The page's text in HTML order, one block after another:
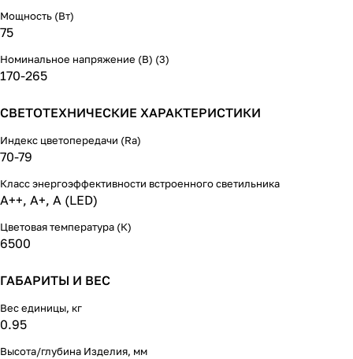
Мощность (Вт)
75
Номинальное напряжение (В) (3)
170-265
СВЕТОТЕХНИЧЕСКИЕ ХАРАКТЕРИСТИКИ
Индекс цветопередачи (Ra)
70-79
Класс энергоэффективности встроенного светильника
A++, A+, A (LED)
Цветовая температура (К)
6500
ГАБАРИТЫ И ВЕС
Вес единицы, кг
0.95
Высота/глубина Изделия, мм